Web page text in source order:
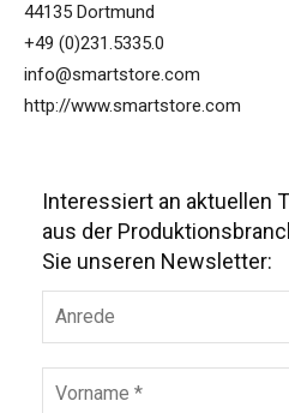
44135 Dortmund
+49 (0)231.5335.0
info@smartstore.com
http://www.smartstore.com
Interessiert an aktuellen
aus der
Sie unseren Newsletter: